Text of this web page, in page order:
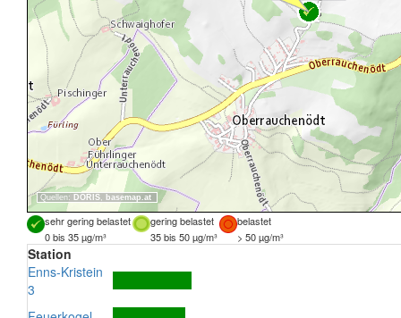
Quellen: DORIS, basemap.at
sehr gering belastet gering belastet
belastet
0 bis 35 µg/m³
35 bis 50 µg/m³ > 50 µg/m³
Station
Enns-Kristein
3